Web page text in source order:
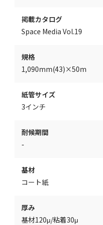
掲載カタログ
Space Media Vol.19
規格
1,090mm(43)×50m
紙管サイズ
3インチ
耐候期間
-
基材
コート紙
厚み
基材120μ/粘着30μ